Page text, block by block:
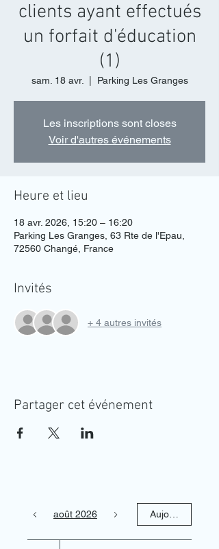
clients ayant effectués
un forfait d'éducation
(1)
sam. 18 avr. Parking Les Granges
Les inscriptions sont closes
Voir d'autres événements
Heure et lieu
18 avr. 2026, 15:20 – 16:20
Parking Les Granges, 63 Rte de l'Epau,
72560 Changé, France
Invités
+ 4 autres invités
Partager cet événement
août 2026 Aujourd'hui